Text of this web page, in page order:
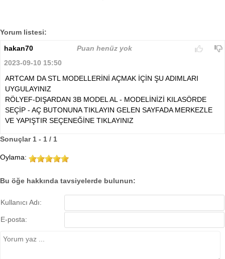
Yorum listesi:
hakan70
Puan henüz yok
2023-09-10 15:50
ARTCAM DA STL MODELLERİNİ AÇMAK İÇİN ŞU ADIMLARI
UYGULAYINIZ
RÖLYEF-DIŞARDAN 3B MODEL AL - MODELİNİZİ KILASÖRDE
SEÇİP - AÇ BUTONUNA TIKLAYIN GELEN SAYFADA MERKEZLE
VE YAPIŞTIR SEÇENEĞİNE TIKLAYINIZ
Sonuçlar 1 - 1 / 1
Oylama:
Bu öğe hakkında tavsiyelerde bulunun:
Kullanıcı Adı:
E-posta: